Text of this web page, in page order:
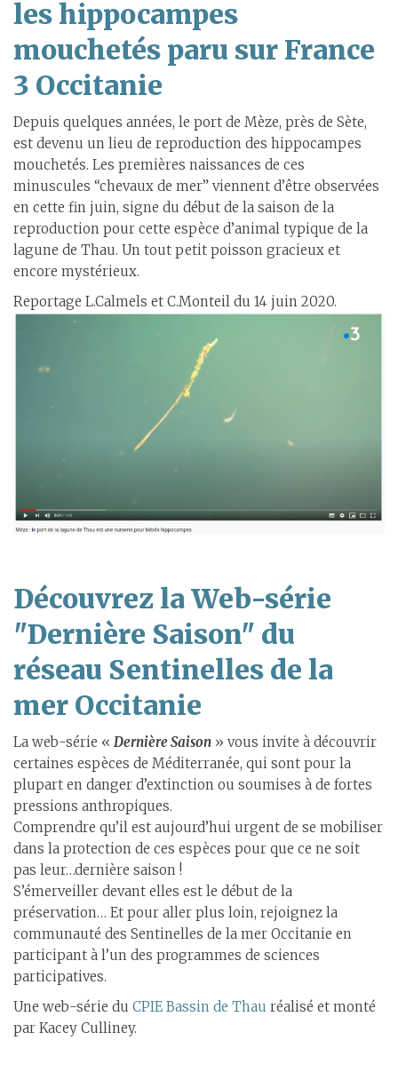
les hippocampes
mouchetés paru sur France
3 Occitanie
Depuis quelques années, le port de Mèze, près de Sète,
est devenu un lieu de reproduction des hippocampes
mouchetés. Les premières naissances de ces
minuscules “chevaux de mer” viennent d’être observées
en cette fin juin, signe du début de la saison de la
reproduction pour cette espèce d’animal typique de la
lagune de Thau. Un tout petit poisson gracieux et
encore mystérieux.
Reportage L.Calmels et C.Monteil du 14 juin 2020.
Découvrez la Web-série
"Dernière Saison" du
réseau Sentinelles de la
mer Occitanie
La web-série « Dernière Saison » vous invite à découvrir
certaines espèces de Méditerranée, qui sont pour la
plupart en danger d’extinction ou soumises à de fortes
pressions anthropiques.
Comprendre qu’il est aujourd’hui urgent de se mobiliser
dans la protection de ces espèces pour que ce ne soit
pas leur…dernière saison !
S’émerveiller devant elles est le début de la
préservation… Et pour aller plus loin, rejoignez la
communauté des Sentinelles de la mer Occitanie en
participant à l’un des programmes de sciences
participatives.
Une web-série du CPIE Bassin de Thau réalisé et monté
par Kacey Culliney.